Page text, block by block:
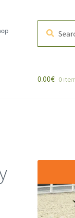
for:
0.00€ 0